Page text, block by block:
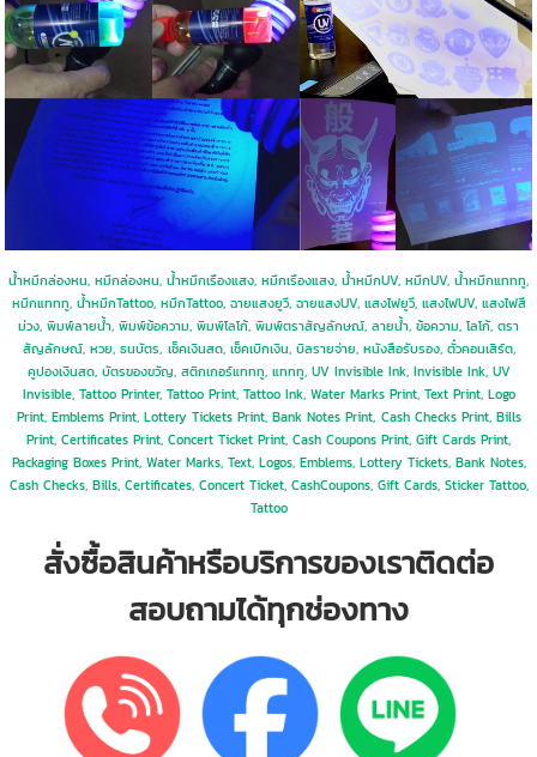
น้ำหมึกล่องหน, หมึกล่องหน, น้ำหมึกเรืองแสง, หมึกเรืองแสง, น้ำหมึกUV, หมึกUV, น้ำหมึกแทททู,
หมึกแทททู, น้ำหมึกTattoo, หมึกTattoo, ฉายแสงยูวี, ฉายแสงUV, แสงไฟยูวี, แสงไฟUV, แสงไฟสี
ม่วง, พิมพ์ลายน้ำ, พิมพ์ข้อความ, พิมพ์โลโก้, พิมพ์ตราสัญลักษณ์, ลายน้ำ, ข้อความ, โลโก้, ตรา
สัญลักษณ์, หวย, ธนบัตร, เช็คเงินสด, เช็คเบิกเงิน, บิลรายจ่าย, หนังสือรับรอง, ตั๋วคอนเสิร์ต,
คูปองเงินสด, บัตรของขวัญ, สติกเกอร์แทททู, แทททู, UV Invisible Ink, Invisible Ink, UV
Invisible, Tattoo Printer, Tattoo Print, Tattoo Ink, Water Marks Print, Text Print, Logo
Print, Emblems Print, Lottery Tickets Print, Bank Notes Print, Cash Checks Print, Bills
Print, Certificates Print, Concert Ticket Print, Cash Coupons Print, Gift Cards Print,
Packaging Boxes Print, Water Marks, Text, Logos, Emblems, Lottery Tickets, Bank Notes,
Cash Checks, Bills, Certificates, Concert Ticket, CashCoupons, Gift Cards, Sticker Tattoo,
Tattoo
สั่งซื้อสินค้าหรือบริการของเราติดต่อ
สอบถามได้ทุกช่องทาง